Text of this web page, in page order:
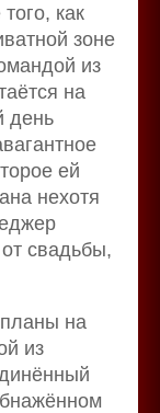
как
зоне
из
на
день
ей
нехотя
свадьбы,
на
из